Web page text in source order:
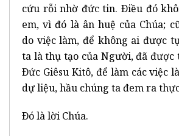
cứu rỗi nhờ đức tin. Ðiều đó
em, vì đó là ân huệ của Chúa;
do việc làm, để không ai được
ta là thụ tạo của Người, đã được
Ðức Giêsu Kitô, để làm các việc
dự liệu, hầu chúng ta đem ra
Ðó là lời Chúa.